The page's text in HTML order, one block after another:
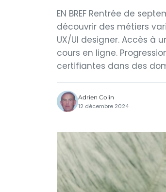
EN BREF Rentrée de
découvrir des métiers
UX/UI designer. Accès à
cours en ligne.
certifiantes dans des
Adrien Colin
12 décembre 2024